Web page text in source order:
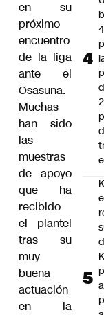
en su
próximo
encuentro
de la liga
ante el
Osasuna.
Muchas
han sido
las
muestras
de apoyo
que ha
recibido
el plantel
tras su
muy
buena
actuación
en la